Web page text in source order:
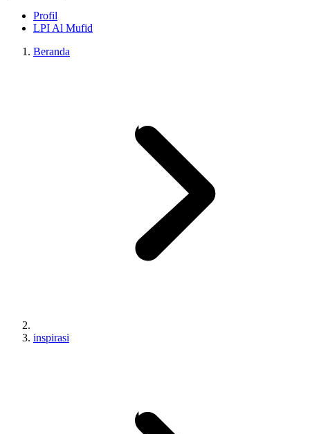
Profil
LPI Al Mufid
Beranda
inspirasi